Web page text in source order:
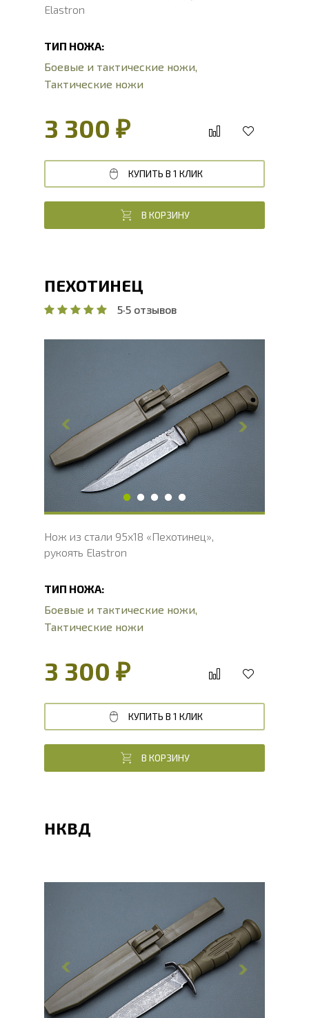
Elastron
ТИП НОЖА:
Боевые и тактические ножи,
Тактические ножи
3 300 ₽
КУПИТЬ В 1 КЛИК
В КОРЗИНУ
ПЕХОТИНЕЦ
5·5 отзывов
150
Ширина клинка, мм
27
Толщина обуха, мм
3
Ширина рукояти, мм
31
Длина рукояти, мм
Толщина рукояти, мм
Твердость клинка, HRC
Нож из стали 95х18 «Пехотинец»,
рукоять Elastron
ТИП НОЖА:
Боевые и тактические ножи,
Тактические ножи
3 300 ₽
КУПИТЬ В 1 КЛИК
В КОРЗИНУ
НКВД
245
Длина клинка, мм
135
Ширина клинка, мм
23
Толщина обуха, мм
Ширина рукояти, мм
31
Длина рукояти, мм
Толщина рукояти, мм